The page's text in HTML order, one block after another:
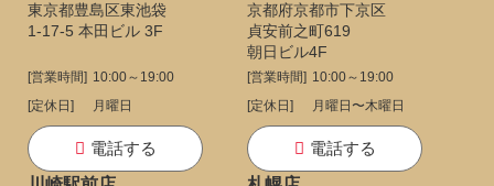
東京都豊島区東池袋
1-17-5 本田ビル 3F
[営業時間] 10:00～19:00
[定休日]
月曜日
電話する
京都府京都市下京区
貞安前之町619
朝日ビル4F
[営業時間] 10:00～19:00
[定休日]
月曜日〜木曜日
電話する